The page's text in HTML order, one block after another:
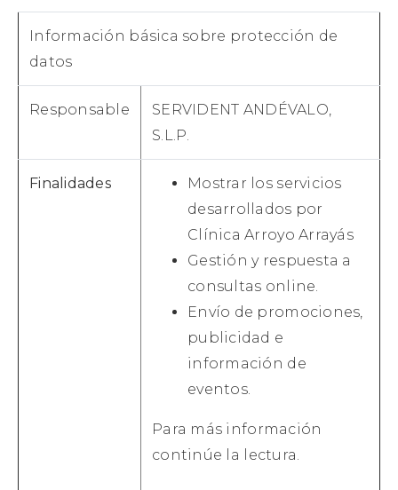
Información básica sobre protección de
datos
Responsable
SERVIDENT ANDÉVALO,
S.L.P.
Finalidades
Mostrar los servicios
desarrollados por
Clínica Arroyo Arrayás
Gestión y respuesta a
consultas online.
Envío de promociones,
publicidad e
información de
eventos.
Para más información
continúe la lectura.